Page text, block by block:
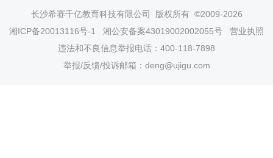
长沙希赛千亿教育科技有限公司
版权所有 ©2009-2026
湘ICP备20013116号-1
湘公安备案43019002002055号
营业执照
违法和不良信息举报电话：400-118-7898
举报/反馈/投诉邮箱：deng@ujigu.com